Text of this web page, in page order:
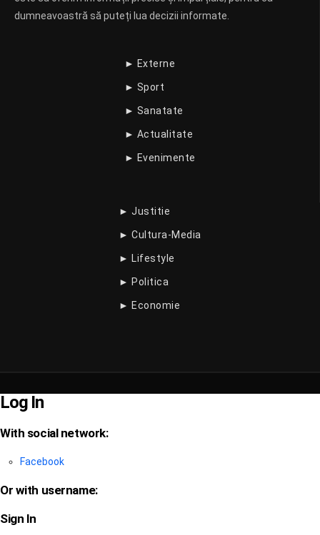
dumneavoastră să puteți lua decizii informate.
► Externe
► Sport
► Sanatate
► Actualitate
► Evenimente
► Justitie
► Cultura-Media
► Lifestyle
► Politica
► Economie
Log In
With social network:
Facebook
Or with username:
Sign In